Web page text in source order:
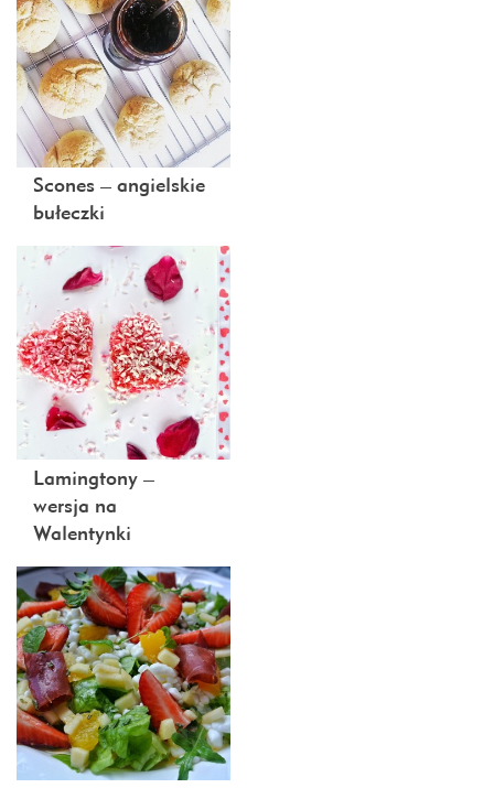
Scones – angielskie
bułeczki
Lamingtony –
wersja na
Walentynki